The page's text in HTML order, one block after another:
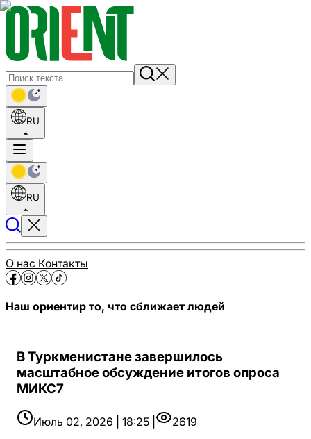
RU
RU
О нас Контакты
Наш ориентир то, что сближает людей
В Туркменистане завершилось
масштабное обсуждение итогов опроса
МИКС7
Июль 02, 2026 | 18:25 |
2619